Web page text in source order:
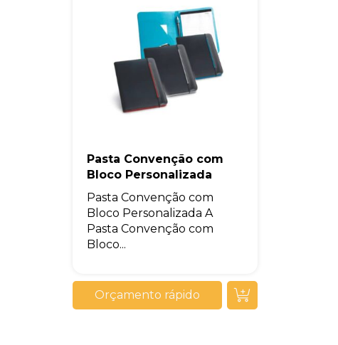
Pasta Convenção com
Bloco Personalizada
Pasta Convenção com
Bloco Personalizada A
Pasta Convenção com
Bloco...
Orçamento rápido